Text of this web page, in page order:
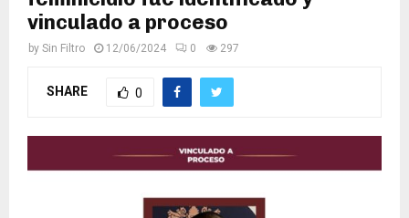
vinculado a proceso
by Sin Filtro 12/06/2024 0 297
SHARE 0